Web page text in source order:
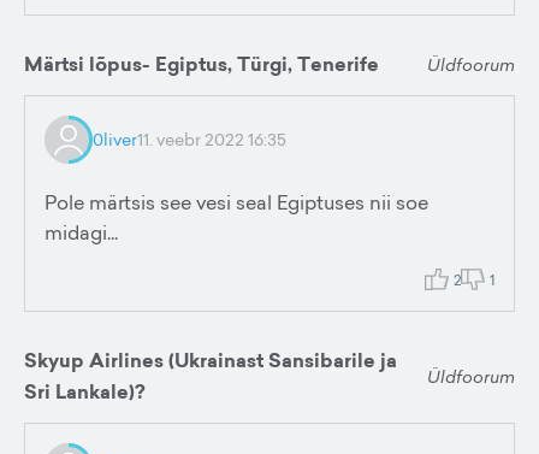
Märtsi lõpus- Egiptus, Türgi, Tenerife Üldfoorum
0liver11. veebr 2022 16:35
Pole märtsis see vesi seal Egiptuses nii soe
midagi...
2 1
Skyup Airlines (Ukrainast Sansibarile ja
Sri Lankale)?
Üldfoorum